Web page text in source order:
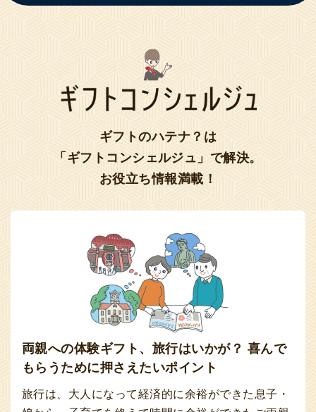
ギフトのハテナ？は
「ギフトコンシェルジュ」で解決。
お役立ち情報満載！
両親への体験ギフト、旅行はいかが？ 喜んで
もらうために押さえたいポイント
旅行は、大人になって経済的に余裕ができた息子・